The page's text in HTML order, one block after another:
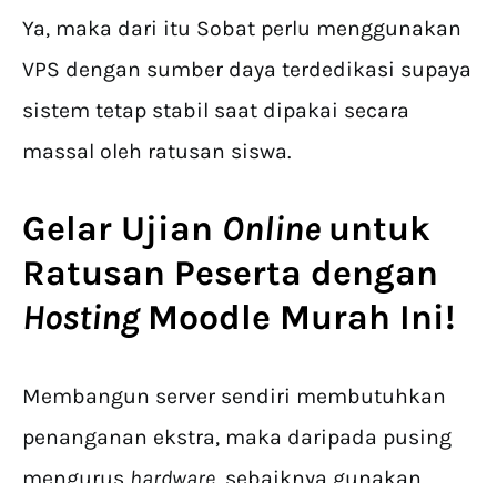
Ya, maka dari itu Sobat perlu menggunakan
VPS dengan sumber daya terdedikasi supaya
sistem tetap stabil saat dipakai secara
massal oleh ratusan siswa.
Gelar Ujian Online untuk
Ratusan Peserta dengan
Hosting Moodle Murah Ini!
Membangun server sendiri membutuhkan
penanganan ekstra, maka daripada pusing